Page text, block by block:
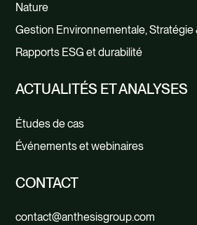
équitable, la santé et la
l’environnement et des
bien-être, documenter les
problèmes.
Nature
Gestion Environnementale, Stratégie
Rapports ESG et durabilité
ACTUALITÉS ET ANALYSES
Études de cas
Événements et webinaires
CONTACT
contact@anthesisgroup.com